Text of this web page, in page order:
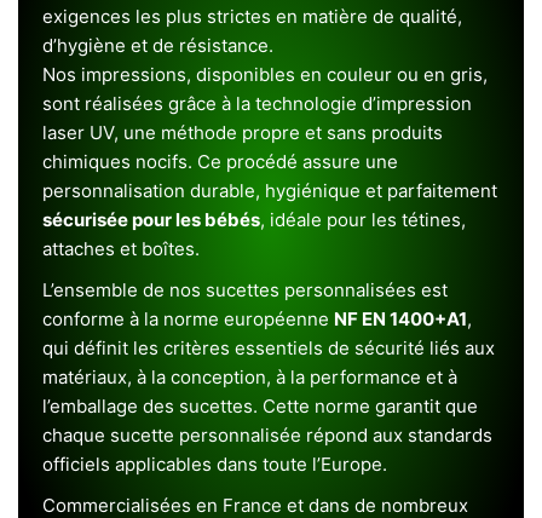
exigences les plus strictes en matière de qualité,
d’hygiène et de résistance.
Nos impressions, disponibles en couleur ou en gris,
sont réalisées grâce à la technologie d’impression
laser UV, une méthode propre et sans produits
chimiques nocifs. Ce procédé assure une
personnalisation durable, hygiénique et parfaitement
sécurisée pour les bébés, idéale pour les tétines,
attaches et boîtes.
L’ensemble de nos sucettes personnalisées est
conforme à la norme européenne NF EN 1400+A1,
qui définit les critères essentiels de sécurité liés aux
matériaux, à la conception, à la performance et à
l’emballage des sucettes. Cette norme garantit que
chaque sucette personnalisée répond aux standards
officiels applicables dans toute l’Europe.
Commercialisées en France et dans de nombreux